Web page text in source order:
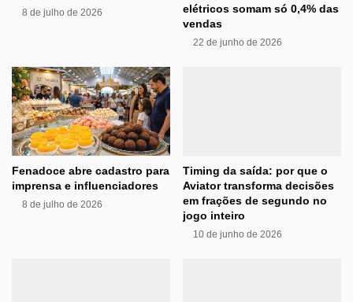
8 de julho de 2026
elétricos somam só 0,4% das
vendas
22 de junho de 2026
Fenadoce abre cadastro para
imprensa e influenciadores
8 de julho de 2026
Timing da saída: por que o
Aviator transforma decisões
em frações de segundo no
jogo inteiro
10 de junho de 2026